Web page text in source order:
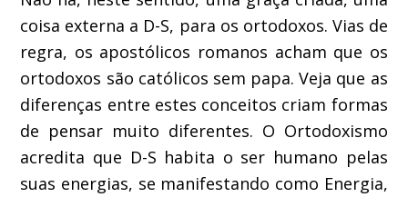
coisa externa a D-S, para os ortodoxos. Vias de
regra, os apostólicos romanos acham que os
ortodoxos são católicos sem papa. Veja que as
diferenças entre estes conceitos criam formas
de pensar muito diferentes. O Ortodoxismo
acredita que D-S habita o ser humano pelas
suas energias, se manifestando como Energia,